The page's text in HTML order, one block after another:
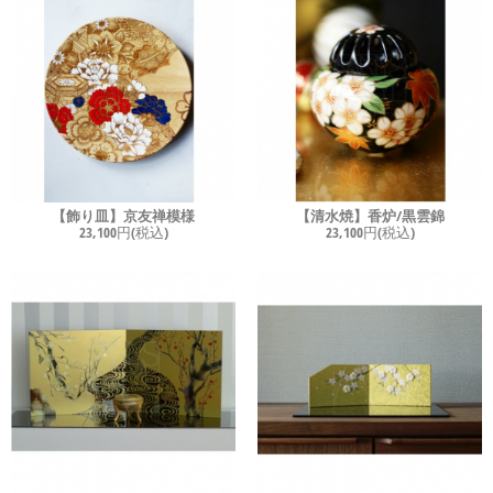
【飾り皿】京友禅模様
23,100円(税込)
【清水焼】香炉/黒雲錦
23,100円(税込)